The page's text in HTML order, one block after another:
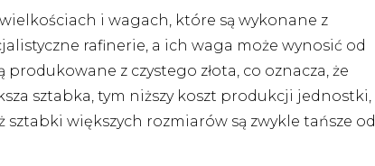
i wagach, które są wykonane z
rafinerie, a ich waga może wynosić od
z czystego złota, co oznacza, że
sztabka, tym niższy koszt produkcji jednostki,
większych rozmiarów są zwykle tańsze od